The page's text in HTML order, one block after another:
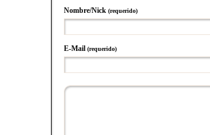
Nombre/Nick (requerido)
E-Mail (requerido)